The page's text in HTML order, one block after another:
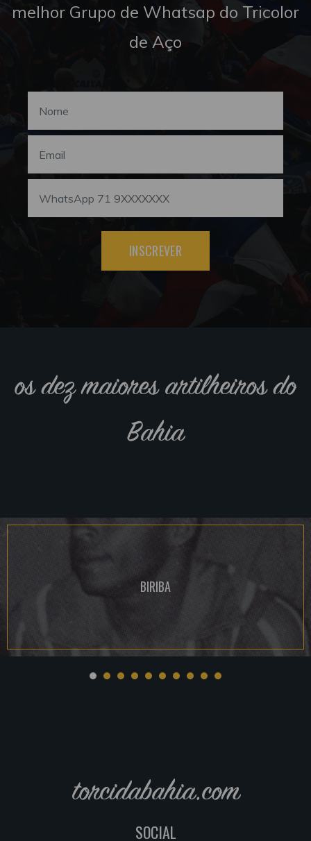
melhor Grupo de Whatsap do Tricolor
de Aço
INSCREVER
os dez maiores artilheiros do
Bahia
BIRIBA
torcidabahia.com
SOCIAL